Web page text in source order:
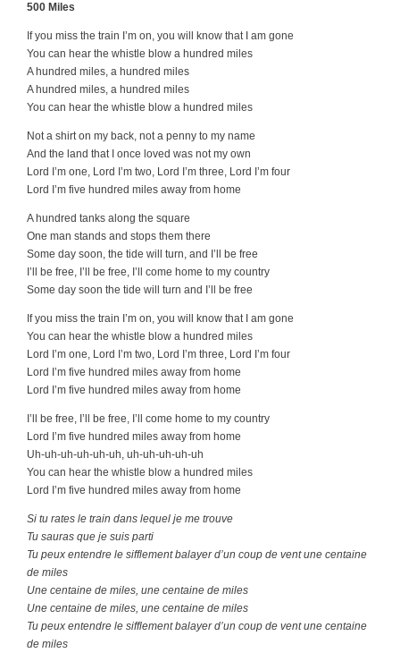
500 Miles
If you miss the train I’m on, you will know that I am gone
You can hear the whistle blow a hundred miles
A hundred miles, a hundred miles
A hundred miles, a hundred miles
You can hear the whistle blow a hundred miles
Not a shirt on my back, not a penny to my name
And the land that I once loved was not my own
Lord I’m one, Lord I’m two, Lord I’m three, Lord I’m four
Lord I’m five hundred miles away from home
A hundred tanks along the square
One man stands and stops them there
Some day soon, the tide will turn, and I’ll be free
I’ll be free, I’ll be free, I’ll come home to my country
Some day soon the tide will turn and I’ll be free
If you miss the train I’m on, you will know that I am gone
You can hear the whistle blow a hundred miles
Lord I’m one, Lord I’m two, Lord I’m three, Lord I’m four
Lord I’m five hundred miles away from home
Lord I’m five hundred miles away from home
I’ll be free, I’ll be free, I’ll come home to my country
Lord I’m five hundred miles away from home
Uh-uh-uh-uh-uh-uh, uh-uh-uh-uh-uh
You can hear the whistle blow a hundred miles
Lord I’m five hundred miles away from home
Si tu rates le train dans lequel je me trouve
Tu sauras que je suis parti
Tu peux entendre le sifflement balayer d’un coup de vent une centaine
de miles
Une centaine de miles, une centaine de miles
Une centaine de miles, une centaine de miles
Tu peux entendre le sifflement balayer d’un coup de vent une centaine
de miles